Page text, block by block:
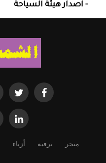
- اصدار هيئة السياحة
متجر ترفيه أزياء